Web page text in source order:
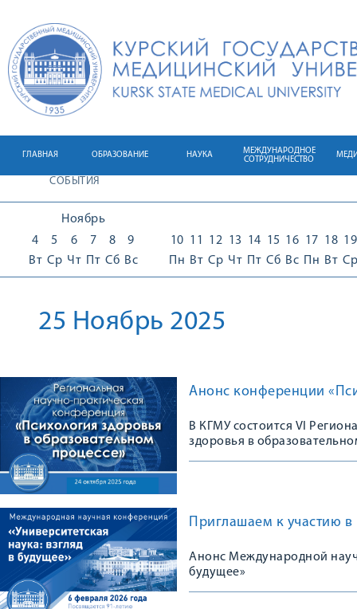
ГЛАВНАЯ ОБРАЗОВАНИЕ НАУКА
МЕЖДУНАРОДНОЕ
СОТРУДНИЧЕСТВО
СОБЫТИЯ
Ноябрь
4
Вт
5
Ср
6
Чт
7
Пт
8
Сб
9
Вс
10
Пн
11
Вт
12
Ср
13
Чт
14
Пт
15
Сб
16
Вс
17
Пн
18
Вт
19
Ср
25 Ноябрь 2025
Анонс конференции
В КГМУ состоится VI
здоровья в
Приглашаем к участию
Анонс Международной
будущее»